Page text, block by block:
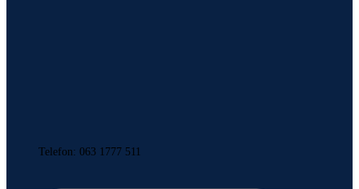
Telefon: 063 1777 511